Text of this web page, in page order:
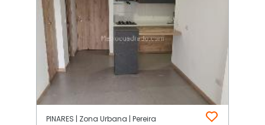
PINARES | Zona Urbana | Pereira